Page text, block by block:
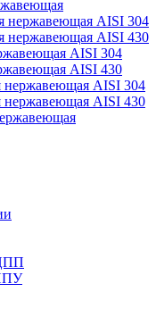
нержавеющая AISI 304
нержавеющая AISI 430
AISI 304
AISI 430
нержавеющая AISI 304
нержавеющая AISI 430